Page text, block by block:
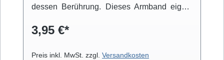
dessen Berührung. Dieses Armband eignet
Wartungsarbeiten am Computer oder
Die Erdung erfolgt über den bereits
3,95 €*
Preis inkl. MwSt. zzgl. Versandkosten